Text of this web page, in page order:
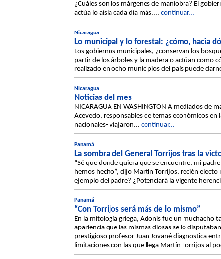
¿Cuáles son los márgenes de maniobra? El
actúa lo aísla cada día más.... continuar...
Nicaragua
Lo municipal y lo forestal: ¿cómo, hacia
Los gobiernos municipales, ¿conservan los
partir de los árboles y la madera o actúan como
realizado en ocho municipios del país puede
Nicaragua
Noticias del mes
NICARAGUA EN WASHINGTON A mediados de
Acevedo, responsables de temas económicos en
nacionales- viajaron... continuar...
Panamá
La sombra del General Torrijos tras la
“Sé que donde quiera que se encuentre, mi
hemos hecho”, dijo Martín Torrijos, recién electo
ejemplo del padre? ¿Potenciará la vigente
Panamá
“Con Torrijos será más de lo mismo”
En la mitología griega, Adonis fue un muchacho
apariencia que las mismas diosas se lo
prestigioso profesor Juan Jované diagnostica
limitaciones con las que llega Martín Torrijos al